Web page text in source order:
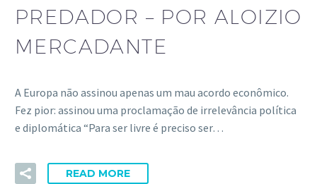
PREDADOR – POR ALOIZIO
MERCADANTE
A Europa não assinou apenas um mau acordo econômico.
Fez pior: assinou uma proclamação de irrelevância política
e diplomática “Para ser livre é preciso ser…
READ MORE